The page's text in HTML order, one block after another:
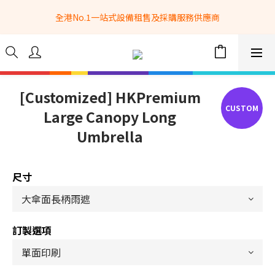
全港No.1一站式設備租售及採購服務供應商
全港No.1一站式設備租售及採購服務供應商
選購現貨產品全單滿$3500自家專送免運費 (只限網站落單, 不適用
於急單, 訂制產品, 屏風, 籠車, 舞台等)
info@hkbasket.com
全港No.1一站式設備租售及採購服務供應商
[Customized] HKPremium
Large Canopy Long
Umbrella
尺寸
訂製選項